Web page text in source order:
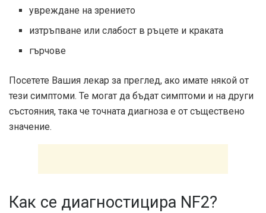
увреждане на зрението
изтръпване или слабост в ръцете и краката
гърчове
Посетете Вашия лекар за преглед, ако имате някой от
тези симптоми. Те могат да бъдат симптоми и на други
състояния, така че точната диагноза е от съществено
значение.
Как се диагностицира NF2?